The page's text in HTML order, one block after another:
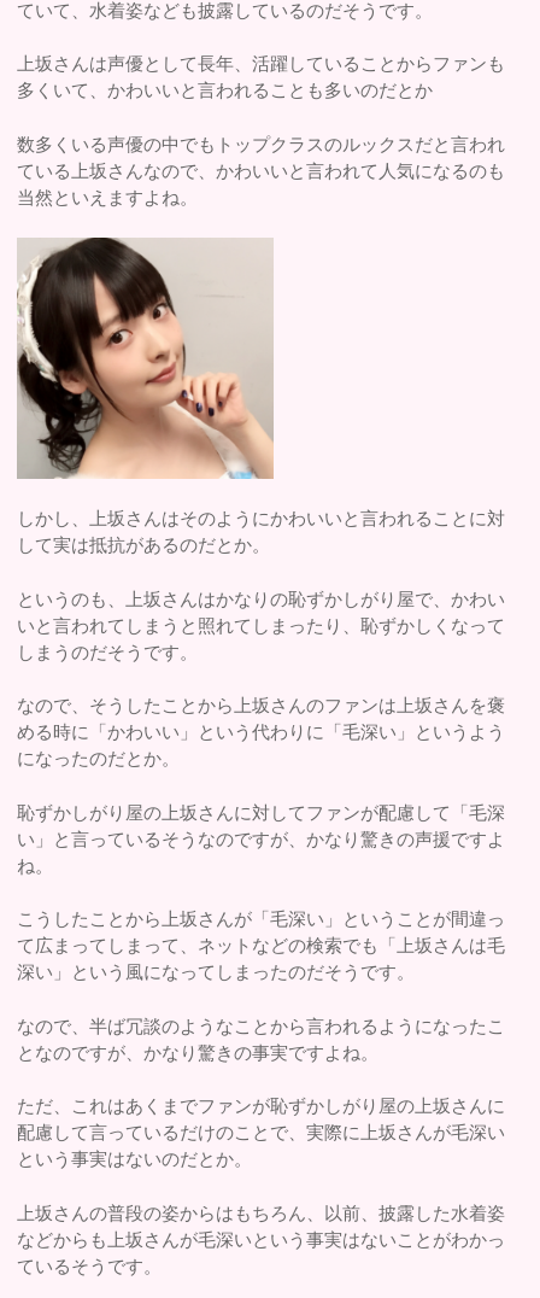
ていて、水着姿なども披露しているのだそうです。
上坂さんは声優として長年、活躍していることからファンも
多くいて、かわいいと言われることも多いのだとか
数多くいる声優の中でもトップクラスのルックスだと言われ
ている上坂さんなので、かわいいと言われて人気になるのも
当然といえますよね。
しかし、上坂さんはそのようにかわいいと言われることに対
して実は抵抗があるのだとか。
というのも、上坂さんはかなりの恥ずかしがり屋で、かわい
いと言われてしまうと照れてしまったり、恥ずかしくなって
しまうのだそうです。
なので、そうしたことから上坂さんのファンは上坂さんを褒
める時に「かわいい」という代わりに「毛深い」というよう
になったのだとか。
恥ずかしがり屋の上坂さんに対してファンが配慮して「毛深
い」と言っているそうなのですが、かなり驚きの声援ですよ
ね。
こうしたことから上坂さんが「毛深い」ということが間違っ
て広まってしまって、ネットなどの検索でも「上坂さんは毛
深い」という風になってしまったのだそうです。
なので、半ば冗談のようなことから言われるようになったこ
となのですが、かなり驚きの事実ですよね。
ただ、これはあくまでファンが恥ずかしがり屋の上坂さんに
配慮して言っているだけのことで、実際に上坂さんが毛深い
という事実はないのだとか。
上坂さんの普段の姿からはもちろん、以前、披露した水着姿
などからも上坂さんが毛深いという事実はないことがわかっ
ているそうです。